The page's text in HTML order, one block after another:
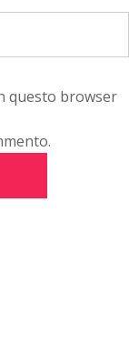
questo browser